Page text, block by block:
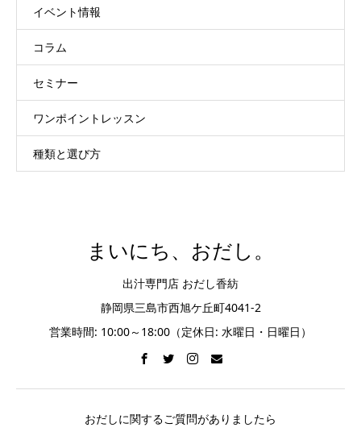
イベント情報
コラム
セミナー
ワンポイントレッスン
種類と選び方
まいにち、おだし。
出汁専門店 おだし香紡
静岡県三島市西旭ケ丘町4041-2
営業時間: 10:00～18:00（定休日: 水曜日・日曜日）
おだしに関するご質問がありましたら